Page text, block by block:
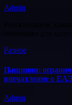
Admin
Разное
Пашинян:
впечатление о
Admin